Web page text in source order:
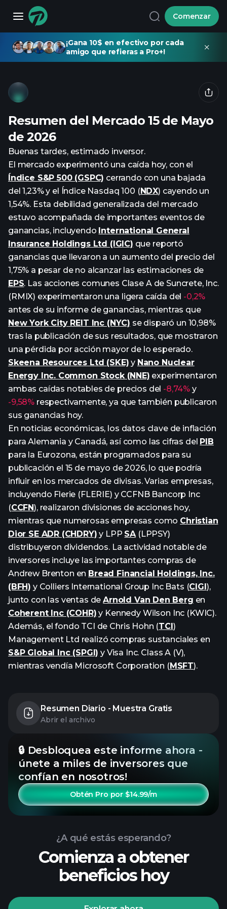
Comenzar
¡Gana 10$ en efectivo por cada
amigo que refieras a Pro+!
Resumen del Mercado 15 de Mayo
de 2026
Buenas tardes, estimado inversor.
El mercado experimentó una caída hoy, con el
Índice S&P 500 (GSPC) cerrando con una bajada
del 1,23% y el Índice Nasdaq 100 (NDX) cayendo un
1,54%. Esta debilidad generalizada del mercado
estuvo acompañada de importantes eventos de
ganancias, incluyendo International General
Insurance Holdings Ltd (IGIC) que reportó
ganancias que llevaron a un aumento del precio del
1,75% a pesar de no alcanzar las estimaciones de
EPS. Las acciones comunes Clase A de Suncrete, Inc.
(RMIX) experimentaron una ligera caída del -0,2%
antes de su informe de ganancias, mientras que
New York City REIT Inc (NYC) se disparó un 10,98%
tras la publicación de sus resultados, que mostraron
una pérdida por acción mayor de lo esperado.
Skeena Resources Ltd (SKE) y Nano Nuclear
Energy Inc. Common Stock (NNE) experimentaron
ambas caídas notables de precios del -8,74% y
-9,58% respectivamente, ya que también publicaron
sus ganancias hoy.
En noticias económicas, los datos clave de inflación
para Alemania y Canadá, así como las cifras del PIB
para la Eurozona, están programados para su
publicación el 15 de mayo de 2026, lo que podría
influir en los mercados de divisas. Varias empresas,
incluyendo Flerie (FLERIE) y CCFNB Bancorp Inc
(CCFN), realizaron divisiones de acciones hoy,
mientras que numerosas empresas como Christian
Dior SE ADR (CHDRY) y LPP SA(LPPSY)
distribuyeron dividendos. La actividad notable de
inversores incluye las importantes compras de
Andrew Brenton en Bread Financial Holdings, Inc.
(BFH) y Colliers International Group Inc Bats (CIGI),
junto con las ventas deArnold Van Den Berg en
Coherent Inc (COHR) y Kennedy Wilson Inc (KWIC).
Además, el fondo TCI de Chris Hohn (TCI)
Management Ltd realizó compras sustanciales en
S&P Global Inc (SPGI) y Visa Inc. Class A (V),
mientras vendía Microsoft Corporation (MSFT).
Resumen Diario - Muestra Gratis
Abrir el archivo
🔒 Desbloquea este informe ahora -
únete a miles de inversores que
confían en nosotros!
Obtén Pro por $14.99/m
¿A qué estás esperando?
Comienza a obtener
beneficios hoy